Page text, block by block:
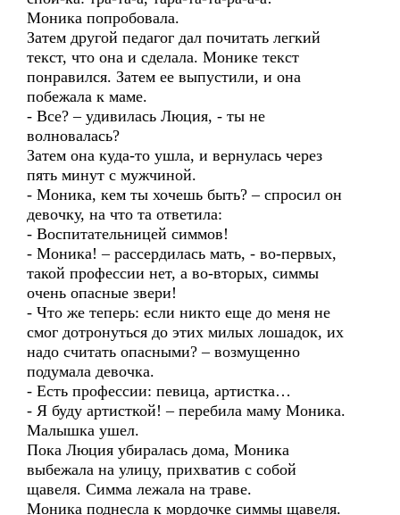
Моника попробовала.
Затем другой педагог дал почитать легкий
текст, что она и сделала. Монике текст
понравился. Затем ее выпустили, и она
побежала к маме.
- Все? – удивилась Люция, - ты не
волновалась?
Затем она куда-то ушла, и вернулась через
пять минут с мужчиной.
- Моника, кем ты хочешь быть? – спросил он
девочку, на что та ответила:
- Воспитательницей симмов!
- Моника! – рассердилась мать, - во-первых,
такой профессии нет, а во-вторых, симмы
очень опасные звери!
- Что же теперь: если никто еще до меня не
смог дотронуться до этих милых лошадок, их
надо считать опасными? – возмущенно
подумала девочка.
- Есть профессии: певица, артистка…
- Я буду артисткой! – перебила маму Моника.
Малышка ушел.
Пока Люция убиралась дома, Моника
выбежала на улицу, прихватив с собой
щавеля. Симма лежала на траве.
Моника поднесла к мордочке симмы щавеля.